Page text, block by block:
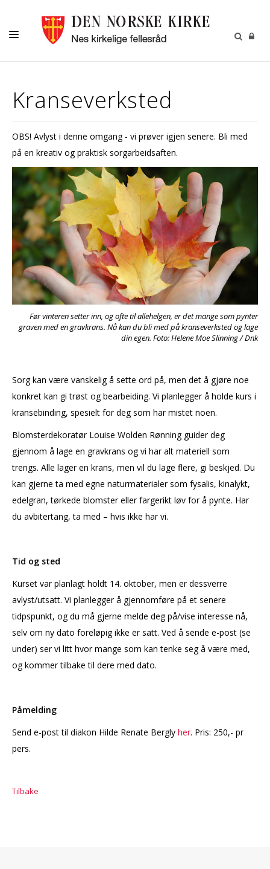
KONFIRMASJON
BEGRAVELSE
MUSIKK OG KULTUR
NESPOSTEN
OM OSS
Kranseverksted
OBS! Avlyst i denne omgang - vi prøver igjen senere. Bli med
på en kreativ og praktisk sorgarbeidsaften.
Før vinteren setter inn, og ofte til allehelgen, er det mange som pynter
graven med en gravkrans. Nå kan du bli med på kranseverksted og lage
din egen. Foto: Helene Moe Slinning / Dnk
Sorg kan være vanskelig å sette ord på, men det å gjøre noe
konkret kan gi trøst og bearbeiding. Vi planlegger å holde kurs i
kransebinding, spesielt for deg som har mistet noen.
Blomsterdekoratør Louise Wolden Rønning guider deg
gjennom å lage en gravkrans og vi har alt materiell som
trengs. Alle lager en krans, men vil du lage flere, gi beskjed. Du
kan gjerne ta med egne naturmaterialer som fysalis, kinalykt,
edelgran, tørkede blomster eller fargerikt løv for å pynte. Har
du avbitertang, ta med – hvis ikke har vi.
Tid og sted
Kurset var planlagt holdt 14. oktober, men er dessverre
avlyst/utsatt. Vi planlegger å gjennomføre på et senere
tidpspunkt, og du må gjerne melde deg på/vise interesse nå,
selv om ny dato foreløpig ikke er satt. Ved å sende e-post (se
under) ser vi litt hvor mange som kan tenke seg å være med,
og kommer tilbake til dere med dato.
Påmelding
Send e-post til diakon Hilde Renate Bergly her. Pris: 250,- pr
pers.
Tilbake